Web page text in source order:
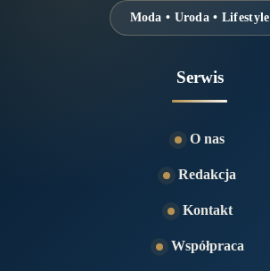
Moda • Uroda • Lifestyle
Serwis
O nas
Redakcja
Kontakt
Współpraca